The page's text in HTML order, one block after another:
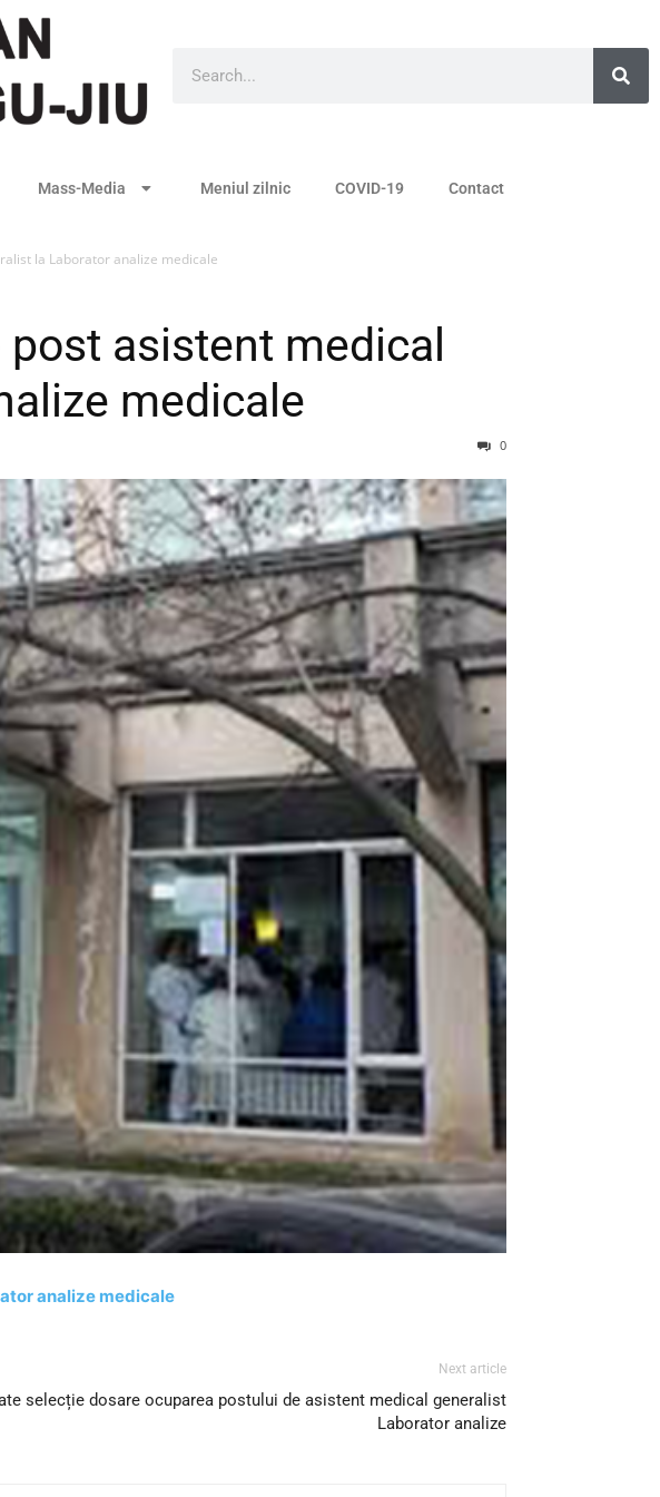
Mass-Media Meniul zilnic COVID-19 Contact
la Laborator analize medicale
asistent medical
medicale
0
analize medicale
Next article
selecție dosare ocuparea postului de asistent medical generalist
Laborator analize